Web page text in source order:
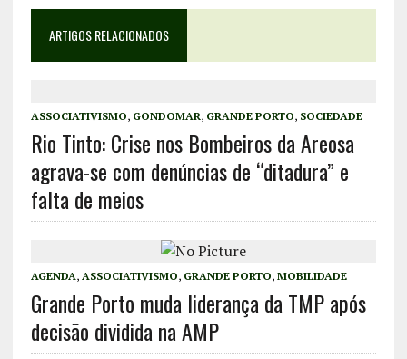
ARTIGOS RELACIONADOS
ASSOCIATIVISMO, GONDOMAR, GRANDE PORTO, SOCIEDADE
Rio Tinto: Crise nos Bombeiros da Areosa
agrava-se com denúncias de “ditadura” e
falta de meios
AGENDA, ASSOCIATIVISMO, GRANDE PORTO, MOBILIDADE
Grande Porto muda liderança da TMP após
decisão dividida na AMP